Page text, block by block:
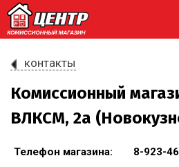
контакты
Комиссионный
ВЛКСМ, 2а
Телефон магазина:
8-923-